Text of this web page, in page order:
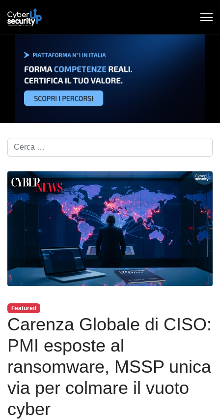
Cerca nel blog...
Featured
Carenza Globale di CISO:
PMI esposte al
ransomware, MSSP unica
via per colmare il vuoto
cyber